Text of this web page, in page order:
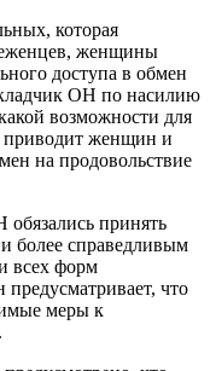
которая
женщины
доступа в обмен
ОН по насилию
возможности для
приводит женщин и
на продовольствие
принять
более справедливым
всех форм
что
меры к